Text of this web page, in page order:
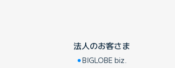
法人のお客さま
BIGLOBE biz.